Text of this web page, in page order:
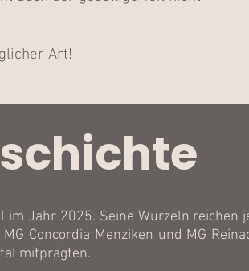
Art!
Jahr 2025. Seine Wurzeln reichen
Concordia Menziken und MG
mitprägten.